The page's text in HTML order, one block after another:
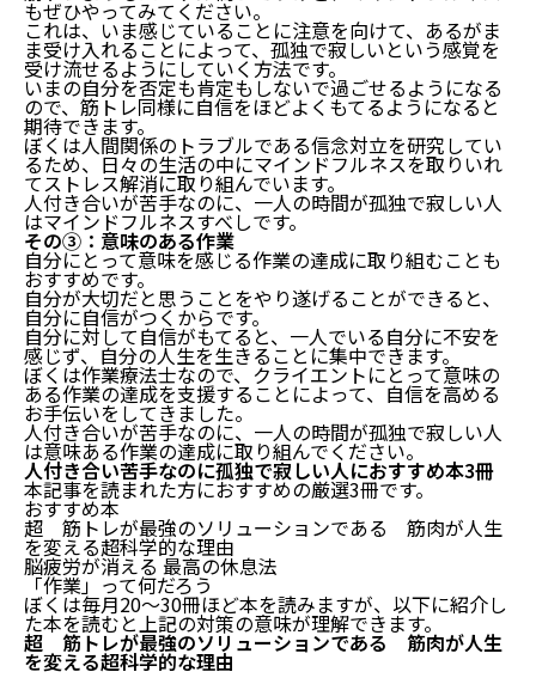
もぜひやってみてください。
これは、いま感じていることに注意を向けて、あるがま
ま受け入れることによって、孤独で寂しいという感覚を
受け流せるようにしていく方法です。
いまの自分を否定も肯定もしないで過ごせるようになる
ので、筋トレ同様に自信をほどよくもてるようになると
期待できます。
ぼくは人間関係のトラブルである信念対立を研究してい
るため、日々の生活の中にマインドフルネスを取りいれ
てストレス解消に取り組んでいます。
人付き合いが苦手なのに、一人の時間が孤独で寂しい人
はマインドフルネスすべしです。
その③：意味のある作業
自分にとって意味を感じる作業の達成に取り組むことも
おすすめです。
自分が大切だと思うことをやり遂げることができると、
自分に自信がつくからです。
自分に対して自信がもてると、一人でいる自分に不安を
感じず、自分の人生を生きることに集中できます。
ぼくは作業療法士なので、クライエントにとって意味の
ある作業の達成を支援することによって、自信を高める
お手伝いをしてきました。
人付き合いが苦手なのに、一人の時間が孤独で寂しい人
は意味ある作業の達成に取り組んでください。
人付き合い苦手なのに孤独で寂しい人におすすめ本3冊
本記事を読まれた方におすすめの厳選3冊です。
おすすめ本
超 筋トレが最強のソリューションである 筋肉が人生
を変える超科学的な理由
脳疲労が消える 最高の休息法
「作業」って何だろう
ぼくは毎月20〜30冊ほど本を読みますが、以下に紹介し
た本を読むと上記の対策の意味が理解できます。
超 筋トレが最強のソリューションである 筋肉が人生
を変える超科学的な理由